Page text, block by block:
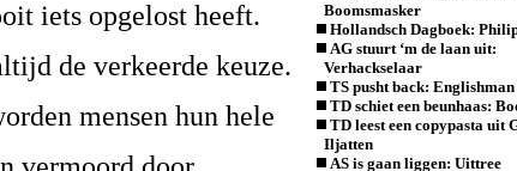
iets opgelost heeft.
de verkeerde keuze.
mensen hun hele
Boomsmasker
Hollandsch Dagboek:
AG stuurt ‘m de laan uit:
Verhackselaar
TS pusht back:
TD schiet een beunhaas:
TD leest een copypasta uit
Iljatten
AS is gaan liggen: Uittree